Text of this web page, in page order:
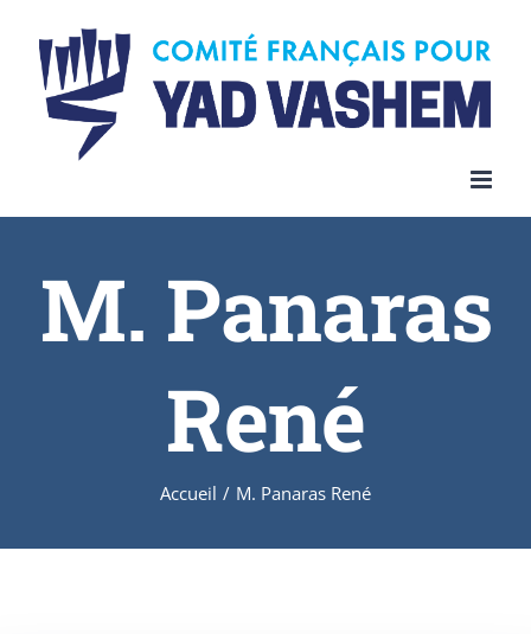
content
M. Panaras
René
Accueil / M. Panaras René